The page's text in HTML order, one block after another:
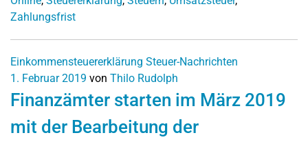
Zahlungsfrist
Einkommensteuererklärung Steuer-Nachrichten
1. Februar 2019 von Thilo Rudolph
Finanzämter starten im März 2019
mit der Bearbeitung der